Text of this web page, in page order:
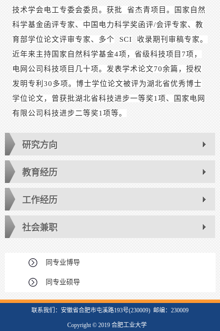
技术学会电工专委会委员。获批
省杰青项目。
国家自然
科学基金函评专家、中国电力科学奖函评/会评专家、教
育部学位论文评审专家、多个
SCI
收录期刊审稿专家。
近年来主持国家自然科学基金4项，省级科技项目7项，
电网公司科技项目几十项。发表学术论文70余篇，授权
发明专利30多项。博士学位论文被评为湖北省优秀博士
学位论文，曾获批湖北省科技进步一等奖1项、国家电网
有限公司科技进步二等奖1项等。
研究方向
教育经历
工作经历
社会兼职
同专业博导
同专业硕导
联系我们：安徽省合肥市屯溪路193号(230009) 邮编：230009
Copyright © 2019 合肥工业大学